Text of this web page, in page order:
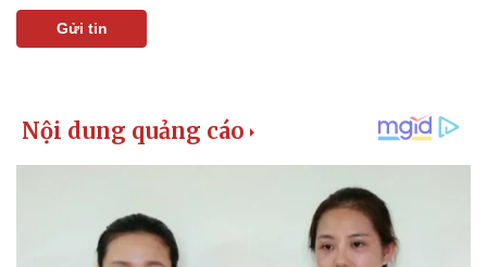
Gửi tin